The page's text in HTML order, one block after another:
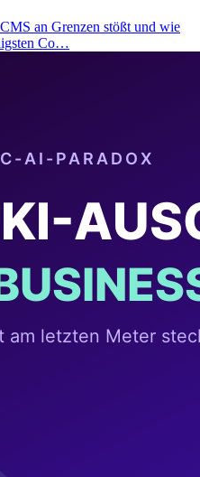
an Grenzen stößt und wie
Co…